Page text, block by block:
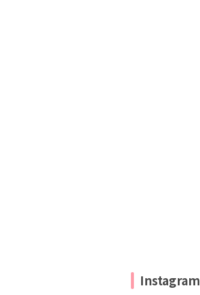
Instagram